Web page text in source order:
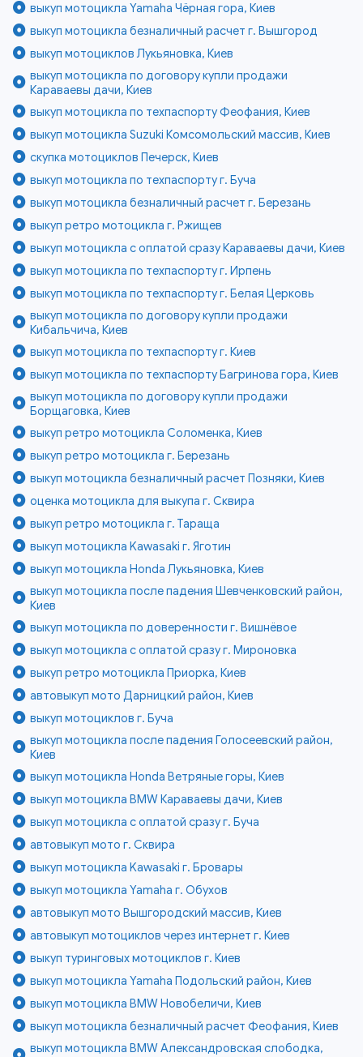
выкуп мотоцикла Yamaha Чёрная гора, Киев
выкуп мотоцикла безналичный расчет г. Вышгород
выкуп мотоциклов Лукьяновка, Киев
выкуп мотоцикла по договору купли продажи
Караваевы дачи, Киев
выкуп мотоцикла по техпаспорту Феофания, Киев
выкуп мотоцикла Suzuki Комсомольский массив, Киев
скупка мотоциклов Печерск, Киев
выкуп мотоцикла по техпаспорту г. Буча
выкуп мотоцикла безналичный расчет г. Березань
выкуп ретро мотоцикла г. Ржищев
выкуп мотоцикла с оплатой сразу Караваевы дачи, Киев
выкуп мотоцикла по техпаспорту г. Ирпень
выкуп мотоцикла по техпаспорту г. Белая Церковь
выкуп мотоцикла по договору купли продажи
Кибальчича, Киев
выкуп мотоцикла по техпаспорту г. Киев
выкуп мотоцикла по техпаспорту Багринова гора, Киев
выкуп мотоцикла по договору купли продажи
Борщаговка, Киев
выкуп ретро мотоцикла Соломенка, Киев
выкуп ретро мотоцикла г. Березань
выкуп мотоцикла безналичный расчет Позняки, Киев
оценка мотоцикла для выкупа г. Сквира
выкуп ретро мотоцикла г. Тараща
выкуп мотоцикла Kawasaki г. Яготин
выкуп мотоцикла Honda Лукьяновка, Киев
выкуп мотоцикла после падения Шевченковский район,
Киев
выкуп мотоцикла по доверенности г. Вишнёвое
выкуп мотоцикла с оплатой сразу г. Мироновка
выкуп ретро мотоцикла Приорка, Киев
автовыкуп мото Дарницкий район, Киев
выкуп мотоциклов г. Буча
выкуп мотоцикла после падения Голосеевский район,
Киев
выкуп мотоцикла Honda Ветряные горы, Киев
выкуп мотоцикла BMW Караваевы дачи, Киев
выкуп мотоцикла с оплатой сразу г. Буча
автовыкуп мото г. Сквира
выкуп мотоцикла Kawasaki г. Бровары
выкуп мотоцикла Yamaha г. Обухов
автовыкуп мото Вышгородский массив, Киев
автовыкуп мотоциклов через интернет г. Киев
выкуп туринговых мотоциклов г. Киев
выкуп мотоцикла Yamaha Подольский район, Киев
выкуп мотоцикла BMW Новобеличи, Киев
выкуп мотоцикла безналичный расчет Феофания, Киев
выкуп мотоцикла BMW Александровская слободка,